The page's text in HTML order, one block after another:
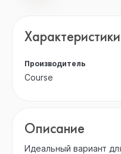
Характеристики
Производитель
Course
Описание
Идеальный вариант